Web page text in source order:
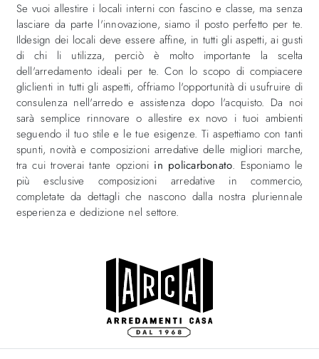
Se vuoi allestire i locali interni con fascino e classe, ma senza
lasciare da parte l'innovazione, siamo il posto perfetto per te.
Ildesign dei locali deve essere affine, in tutti gli aspetti, ai gusti
di chi li utilizza, perciò è molto importante la scelta
dell'arredamento ideali per te. Con lo scopo di compiacere
gliclienti in tutti gli aspetti, offriamo l'opportunità di usufruire di
consulenza nell'arredo e assistenza dopo l'acquisto. Da noi
sarà semplice rinnovare o allestire ex novo i tuoi ambienti
seguendo il tuo stile e le tue esigenze. Ti aspettiamo con tanti
spunti, novità e composizioni arredative delle migliori marche,
tra cui troverai tante opzioni in policarbonato. Esponiamo le
più esclusive composizioni arredative in commercio,
completate da dettagli che nascono dalla nostra pluriennale
esperienza e dedizione nel settore.